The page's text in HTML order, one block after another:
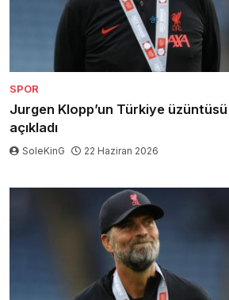
SPOR
Jurgen Klopp’un Türkiye
açıkladı
SoleKinG 22 Haziran 2026